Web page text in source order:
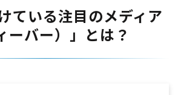
ている注目のメディア
ーバー）」とは？